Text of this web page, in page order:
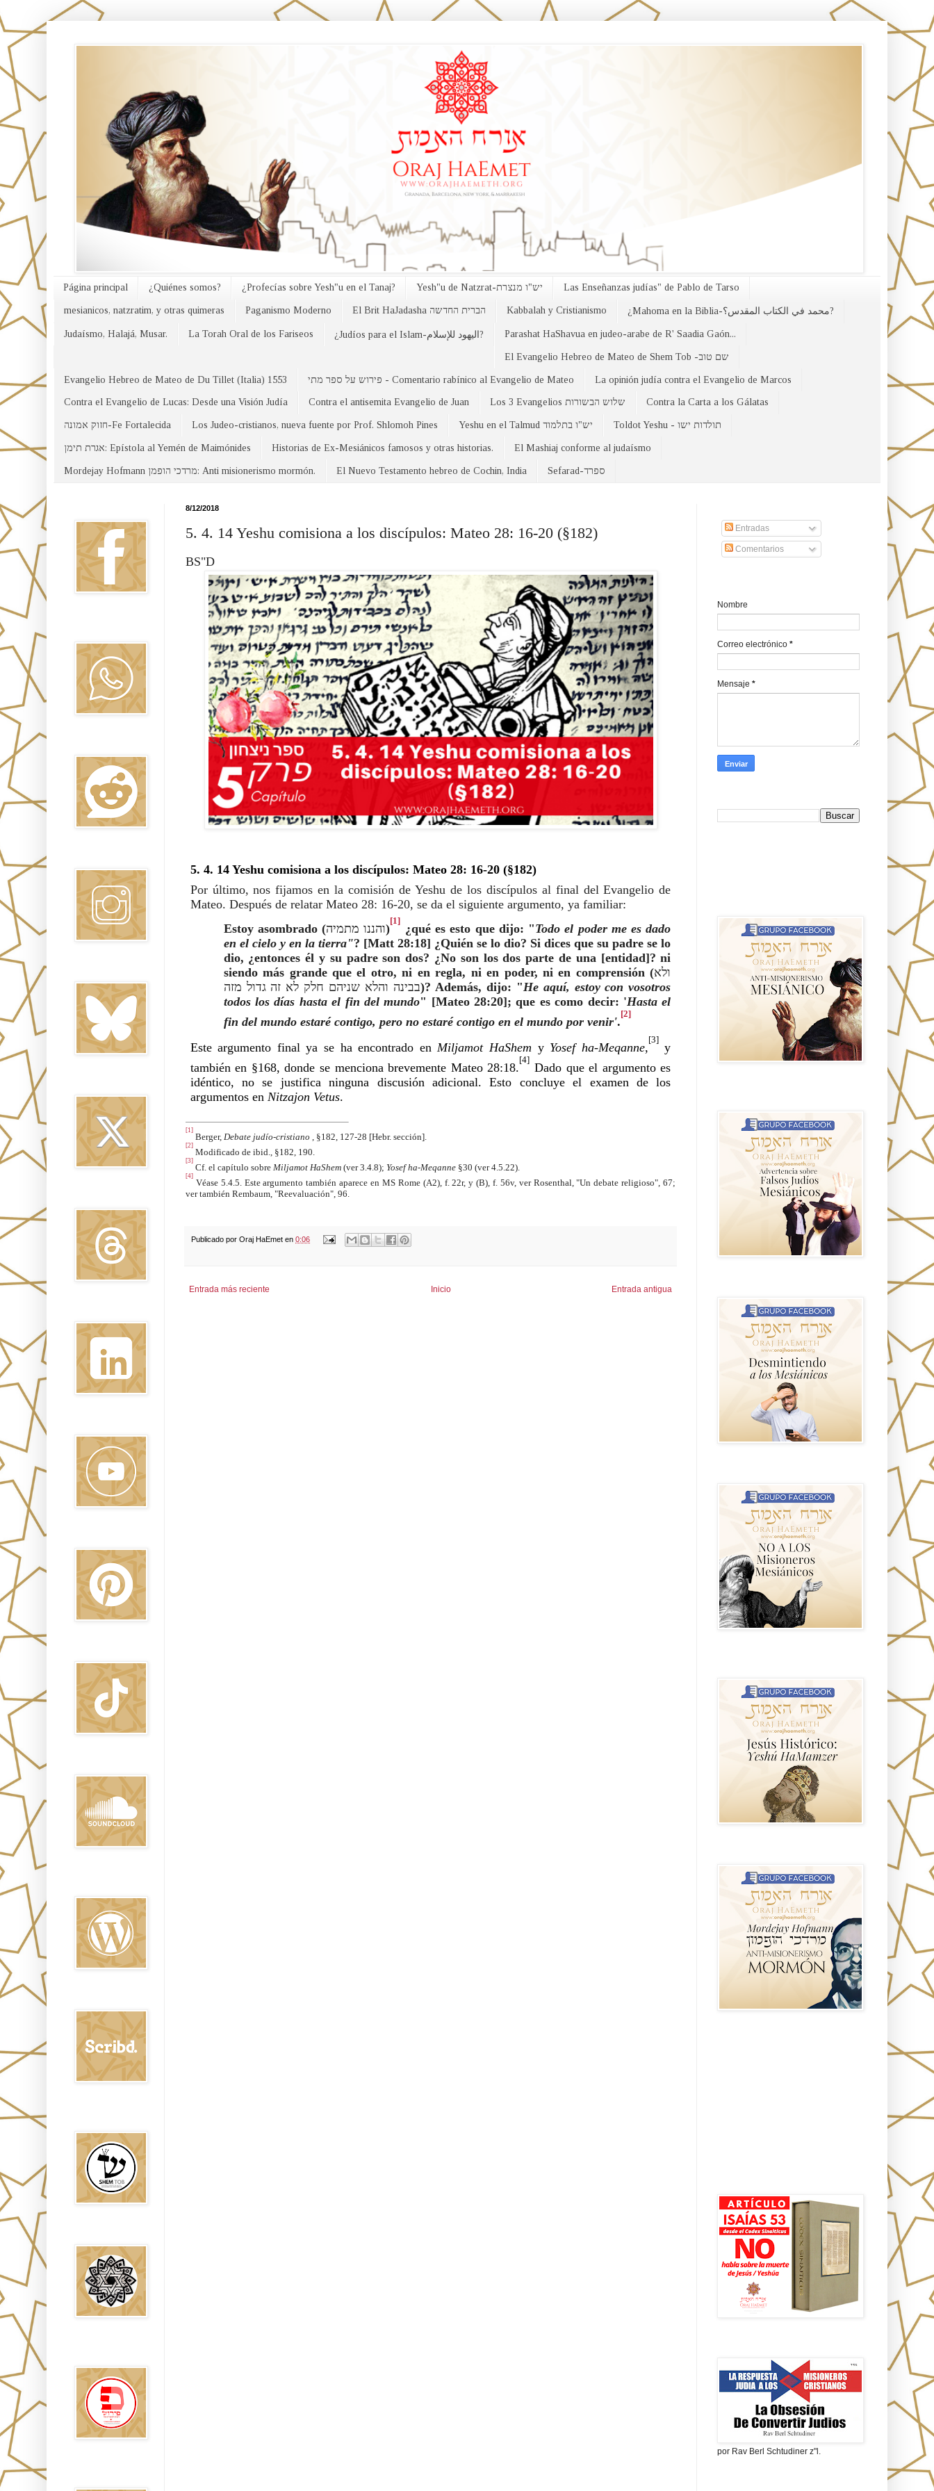
Página principal ¿Quiénes somos? ¿Profecías sobre Yesh"u en el Tanaj? Yesh"u de Natzrat-יש"ו מנצרת Las Enseñanzas judías" de Pablo de Tarso
mesianicos, natzratim, y otras quimeras Paganismo Moderno El Brit HaJadasha הברית החדשה Kabbalah y Cristianismo ¿Mahoma en la Biblia-محمد في الكتاب المقدس؟?
Judaísmo, Halajá, Musar. La Torah Oral de los Fariseos ¿Judíos para el Islam-اليهود للإسلام? Parashat HaShavua en judeo-arabe de R' Saadia Gaón...
El Evangelio Hebreo de Mateo de Shem Tob -שם טוב
Evangelio Hebreo de Mateo de Du Tillet (Italia) 1553 פירוש על ספר מתי - Comentario rabínico al Evangelio de Mateo La opinión judía contra el Evangelio de Marcos
Contra el Evangelio de Lucas: Desde una Visión Judía Contra el antisemita Evangelio de Juan Los 3 Evangelios שלוש הבשורות Contra la Carta a los Gálatas
חזוק אמונה-Fe Fortalecida Los Judeo-cristianos, nueva fuente por Prof. Shlomoh Pines Yeshu en el Talmud יש"ו בתלמוד Toldot Yeshu - תולדות ישו
אגרת תימן: Epístola al Yemén de Maimónides Historias de Ex-Mesiánicos famosos y otras historias. El Mashiaj conforme al judaísmo
Mordejay Hofmann מרדכי הופמן: Anti misionerismo mormón. El Nuevo Testamento hebreo de Cochin, India Sefarad-ספרד
8/12/2018
5. 4. 14 Yeshu comisiona a los discípulos: Mateo 28: 16-20 (§182)
BS"D
5. 4. 14 Yeshu comisiona a los discípulos: Mateo 28: 16-20 (§182)
Por último, nos fijamos en la comisión de Yeshu de los discípulos al final del Evangelio de
Mateo. Después de relatar Mateo 28: 16-20, se da el siguiente argumento, ya familiar:
Estoy asombrado (והננו מתמיה)
[1]
¿qué es esto que dijo: "Todo el poder me es dado
en el cielo y en la tierra"? [Matt 28:18] ¿Quién se lo dio? Si dices que su padre se lo
dio, ¿entonces él y su padre son dos? ¿No son los dos parte de una [entidad]? ni
siendo más grande que el otro, ni en regla, ni en poder, ni en comprensión (ולא
בבינה והלא שניהם חלק לא זה גדול מזה)? Además, dijo: "He aquí, estoy con vosotros
todos los días hasta el fin del mundo" [Mateo 28:20]; que es como decir: 'Hasta el
fin del mundo estaré contigo, pero no estaré contigo en el mundo por venir'.
[2]
Este argumento final ya se ha encontrado enMiljamot HaShem y Yosef ha-Meqanne,
[3]
y
también en §168, donde se menciona brevemente Mateo 28:18.
[4]
Dado que el argumento es
idéntico, no se justifica ninguna discusión adicional. Esto concluye el examen de los
argumentos en Nitzajon Vetus.
[1]
Berger, Debate judío-cristiano , §182, 127-28 [Hebr. sección].
[2]
Modificado de ibid., §182, 190.
[3]
Cf. el capítulo sobre Miljamot HaShem (ver 3.4.8); Yosef ha-Meqanne §30 (ver 4.5.22).
[4]
Véase 5.4.5. Este argumento también aparece en MS Rome (A2), f. 22r, y (B), f. 56v, ver Rosenthal, "Un debate religioso", 67;
ver también Rembaum, "Reevaluación", 96.
Publicado por Oraj HaEmet en 0:06
Entrada más reciente Entrada antigua
Inicio
Entradas
Comentarios
Nombre
Correo electrónico *
Mensaje *
por Rav Berl Schtudiner z"l.